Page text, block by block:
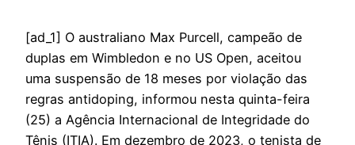
[ad_1] O australiano Max Purcell, campeão de
duplas em Wimbledon e no US Open, aceitou
uma suspensão de 18 meses por violação das
regras antidoping, informou nesta quinta-feira
(25) a Agência Internacional de Integridade do
Tênis (ITIA). Em dezembro de 2023, o tenista de